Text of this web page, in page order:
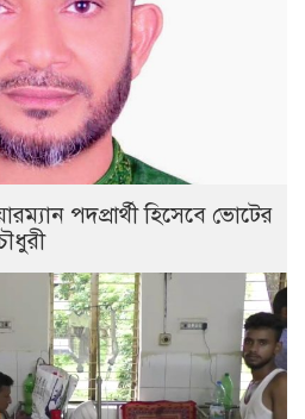
পদপ্রার্থী হিসেবে ভোটের